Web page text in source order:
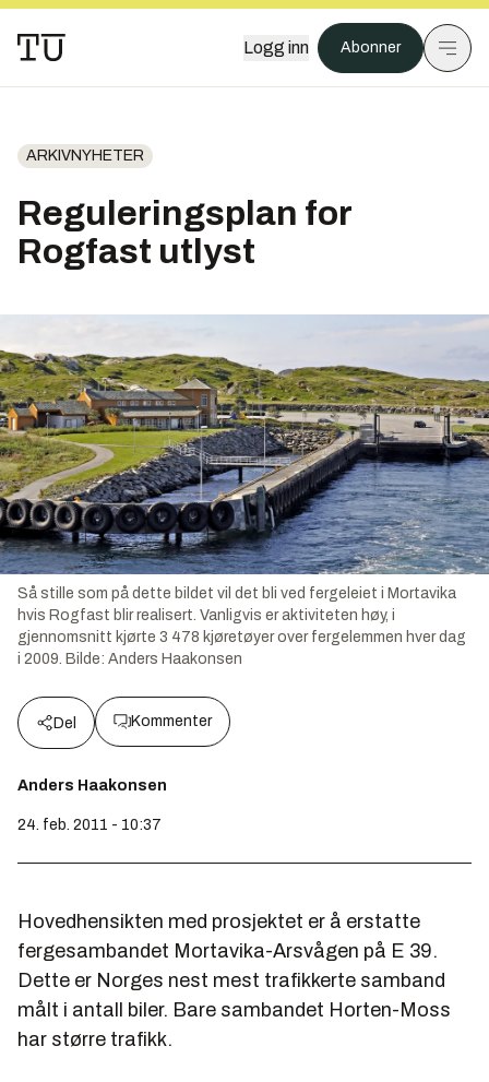
Logg inn Abonner
ARKIVNYHETER
Reguleringsplan for
Rogfast utlyst
Så stille som på dette bildet vil det bli ved fergeleiet i Mortavika
hvis Rogfast blir realisert. Vanligvis er aktiviteten høy, i
gjennomsnitt kjørte 3 478 kjøretøyer over fergelemmen hver dag
i 2009. Bilde: Anders Haakonsen
Del Kommenter
Anders Haakonsen
24. feb. 2011 - 10:37
Hovedhensikten med prosjektet er å erstatte
fergesambandet Mortavika-Arsvågen på E 39.
Dette er Norges nest mest trafikkerte samband
målt i antall biler. Bare sambandet Horten-Moss
har større trafikk.